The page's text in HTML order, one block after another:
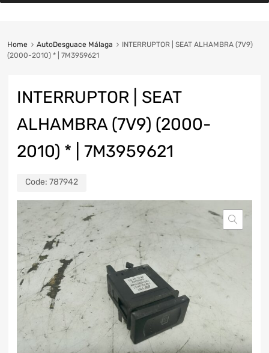
Home AutoDesguace Málaga
INTERRUPTOR | SEAT ALHAMBRA (7V9)
(2000-2010) * | 7M3959621
INTERRUPTOR | SEAT
ALHAMBRA (7V9) (2000-
2010) * | 7M3959621
Code: 787942